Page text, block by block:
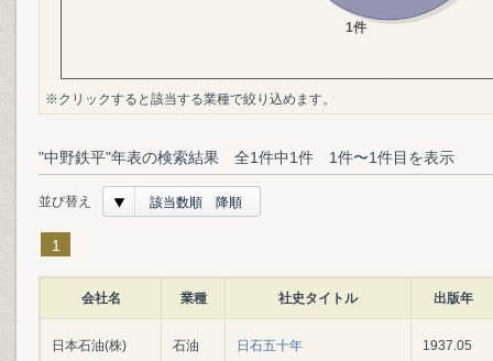
※クリックすると該当する業種で絞り込めます。
"中野鉄平"年表の検索結果 全1件中1件 1件〜1件目を表示
並び替え 該当数順 降順
1
会社名 業種 社史タイトル 出版年
日本石油(株) 石油 日石五十年 1937.05